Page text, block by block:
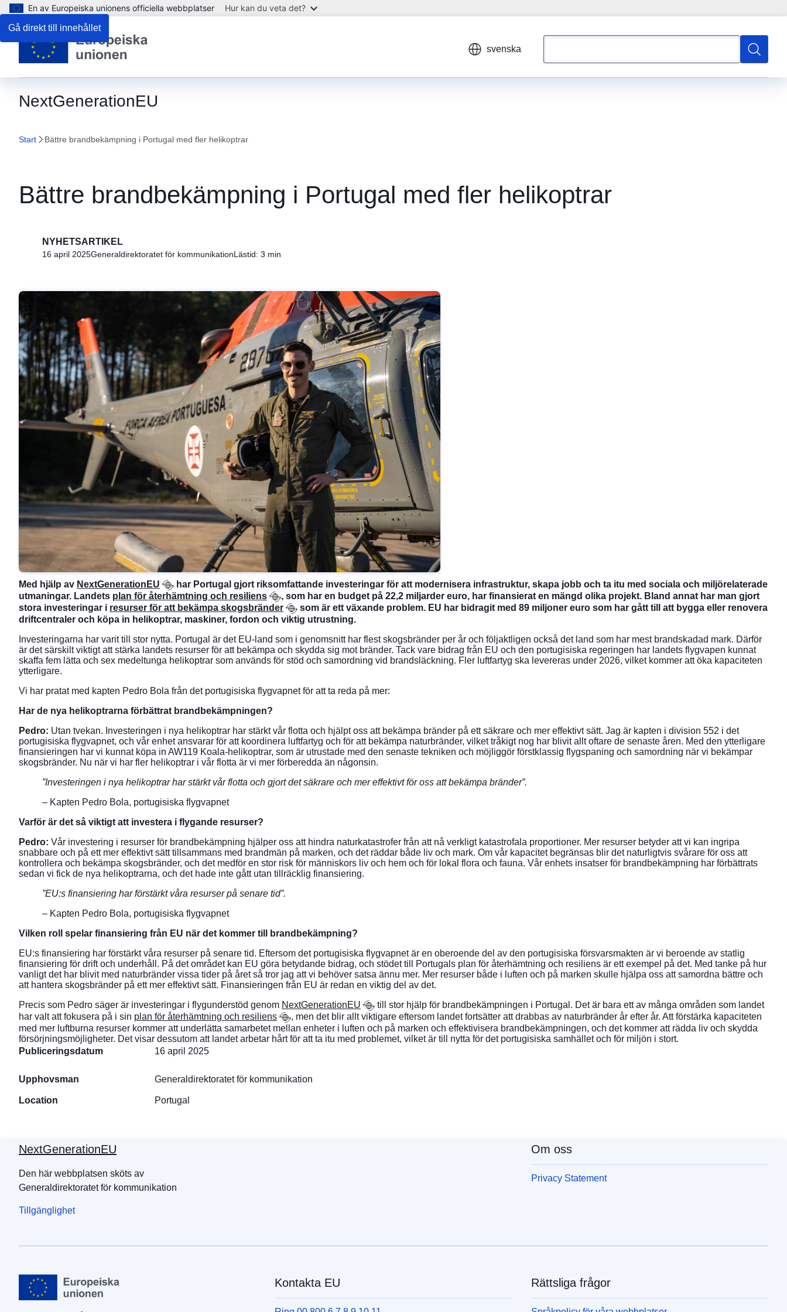
Gå direkt till innehållet
En av Europeiska unionens officiella webbplatser Hur kan du veta det?
svenska
Sök
NextGenerationEU
Start Bättre brandbekämpning i Portugal med fler helikoptrar
Bättre brandbekämpning i Portugal med fler helikoptrar
NYHETSARTIKEL
16 april 2025Generaldirektoratet för kommunikationLästid: 3 min
Med hjälp av NextGenerationEU
har Portugal gjort riksomfattande investeringar för att modernisera infrastruktur, skapa jobb och ta itu med sociala och miljörelaterade
utmaningar. Landets plan för återhämtning och resiliens
, som har en budget på 22,2 miljarder euro, har finansierat en mängd olika projekt. Bland annat har man gjort
stora investeringar i resurser för att bekämpa skogsbränder
som är ett växande problem. EU har bidragit med 89 miljoner euro som har gått till att bygga eller renovera
driftcentraler och köpa in helikoptrar, maskiner, fordon och viktig utrustning.
Investeringarna har varit till stor nytta. Portugal är det EU-land som i genomsnitt har flest skogsbränder per år och följaktligen också det land som har mest brandskadad mark. Därför
är det särskilt viktigt att stärka landets resurser för att bekämpa och skydda sig mot bränder. Tack vare bidrag från EU och den portugisiska regeringen har landets flygvapen kunnat
skaffa fem lätta och sex medeltunga helikoptrar som används för stöd och samordning vid brandsläckning. Fler luftfartyg ska levereras under 2026, vilket kommer att öka kapaciteten
ytterligare.
Vi har pratat med kapten Pedro Bola från det portugisiska flygvapnet för att ta reda på mer:
Har de nya helikoptrarna förbättrat brandbekämpningen?
Pedro: Utan tvekan. Investeringen i nya helikoptrar har stärkt vår flotta och hjälpt oss att bekämpa bränder på ett säkrare och mer effektivt sätt. Jag är kapten i division 552 i det
portugisiska flygvapnet, och vår enhet ansvarar för att koordinera luftfartyg och för att bekämpa naturbränder, vilket tråkigt nog har blivit allt oftare de senaste åren. Med den ytterligare
finansieringen har vi kunnat köpa in AW119 Koala-helikoptrar, som är utrustade med den senaste tekniken och möjliggör förstklassig flygspaning och samordning när vi bekämpar
skogsbränder. Nu när vi har fler helikoptrar i vår flotta är vi mer förberedda än någonsin.
”Investeringen i nya helikoptrar har stärkt vår flotta och gjort det säkrare och mer effektivt för oss att bekämpa bränder”.
– Kapten Pedro Bola, portugisiska flygvapnet
Varför är det så viktigt att investera i flygande resurser?
Pedro: Vår investering i resurser för brandbekämpning hjälper oss att hindra naturkatastrofer från att nå verkligt katastrofala proportioner. Mer resurser betyder att vi kan ingripa
snabbare och på ett mer effektivt sätt tillsammans med brandmän på marken, och det räddar både liv och mark. Om vår kapacitet begränsas blir det naturligtvis svårare för oss att
kontrollera och bekämpa skogsbränder, och det medför en stor risk för människors liv och hem och för lokal flora och fauna. Vår enhets insatser för brandbekämpning har förbättrats
sedan vi fick de nya helikoptrarna, och det hade inte gått utan tillräcklig finansiering.
”EU:s finansiering har förstärkt våra resurser på senare tid”.
– Kapten Pedro Bola, portugisiska flygvapnet
Vilken roll spelar finansiering från EU när det kommer till brandbekämpning?
EU:s finansiering har förstärkt våra resurser på senare tid. Eftersom det portugisiska flygvapnet är en oberoende del av den portugisiska försvarsmakten är vi beroende av statlig
finansiering för drift och underhåll. På det området kan EU göra betydande bidrag, och stödet till Portugals plan för återhämtning och resiliens är ett exempel på det. Med tanke på hur
vanligt det har blivit med naturbränder vissa tider på året så tror jag att vi behöver satsa ännu mer. Mer resurser både i luften och på marken skulle hjälpa oss att samordna bättre och
att hantera skogsbränder på ett mer effektivt sätt. Finansieringen från EU är redan en viktig del av det.
Precis som Pedro säger är investeringar i flygunderstöd genom NextGenerationEU
till stor hjälp för brandbekämpningen i Portugal. Det är bara ett av många områden som landet
har valt att fokusera på i sin plan för återhämtning och resiliens
, men det blir allt viktigare eftersom landet fortsätter att drabbas av naturbränder år efter år. Att förstärka kapaciteten
med mer luftburna resurser kommer att underlätta samarbetet mellan enheter i luften och på marken och effektivisera brandbekämpningen, och det kommer att rädda liv och skydda
försörjningsmöjligheter. Det visar dessutom att landet arbetar hårt för att ta itu med problemet, vilket är till nytta för det portugisiska samhället och för miljön i stort.
Publiceringsdatum
16 april 2025
Upphovsman Generaldirektoratet för kommunikation
Location Portugal
NextGenerationEU
Den här webbplatsen sköts av
Generaldirektoratet för kommunikation
Tillgänglighet
Om oss
Privacy Statement
Kontakta EU Rättsliga frågor